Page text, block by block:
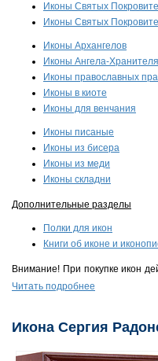
Иконы Святых
Иконы Святых
Иконы Архангелов
Иконы Ангела-Хранителя
Иконы православных
Иконы в киоте
Иконы для венчания
Иконы писаные
Иконы из бисера
Иконы из меди
Иконы складни
Дополнительные разделы
Полки для икон
Книги об иконе и
Внимание! При покупке икон
Читать подробнее
Икона Сергия